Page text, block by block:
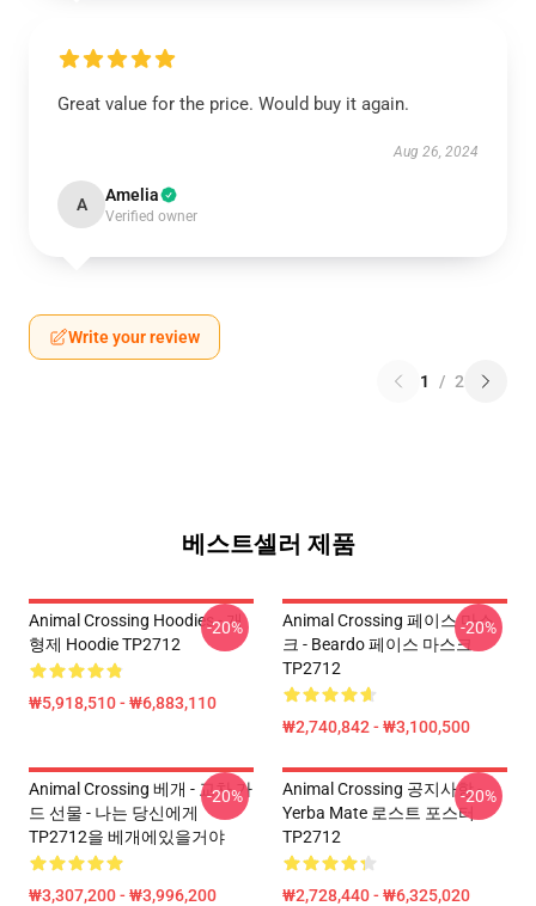
Great value for the price. Would buy it again.
Aug 26, 2024
A Amelia
Verified owner
Write your review
1 / 2
베스트셀러 제품
Animal Crossing Hoodies - 개
형제 Hoodie TP2712
₩5,918,510 - ₩6,883,110
-20%
Animal Crossing 페이스 마스
크 - Beardo 페이스 마스크
TP2712
₩2,740,842 - ₩3,100,500
-20%
Animal Crossing 베개 - 교차 가
드 선물 - 나는 당신에게
TP2712을 베개에있을거야
₩3,307,200 - ₩3,996,200
-20%
Animal Crossing 공지사항 -
Yerba Mate 로스트 포스터
TP2712
₩2,728,440 - ₩6,325,020
-20%